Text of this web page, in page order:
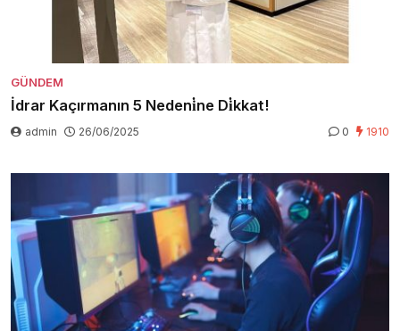
GÜNDEM
İdrar Kaçırmanın 5 Nedeni̇ne Di̇kkat!
admin 26/06/2025 0 1910